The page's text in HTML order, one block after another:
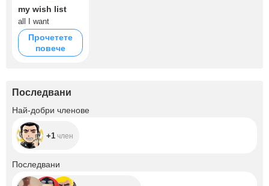
my wish list
all I want
Прочетете
повече
Последвани
Най-добри членове
+1 член
Последвани